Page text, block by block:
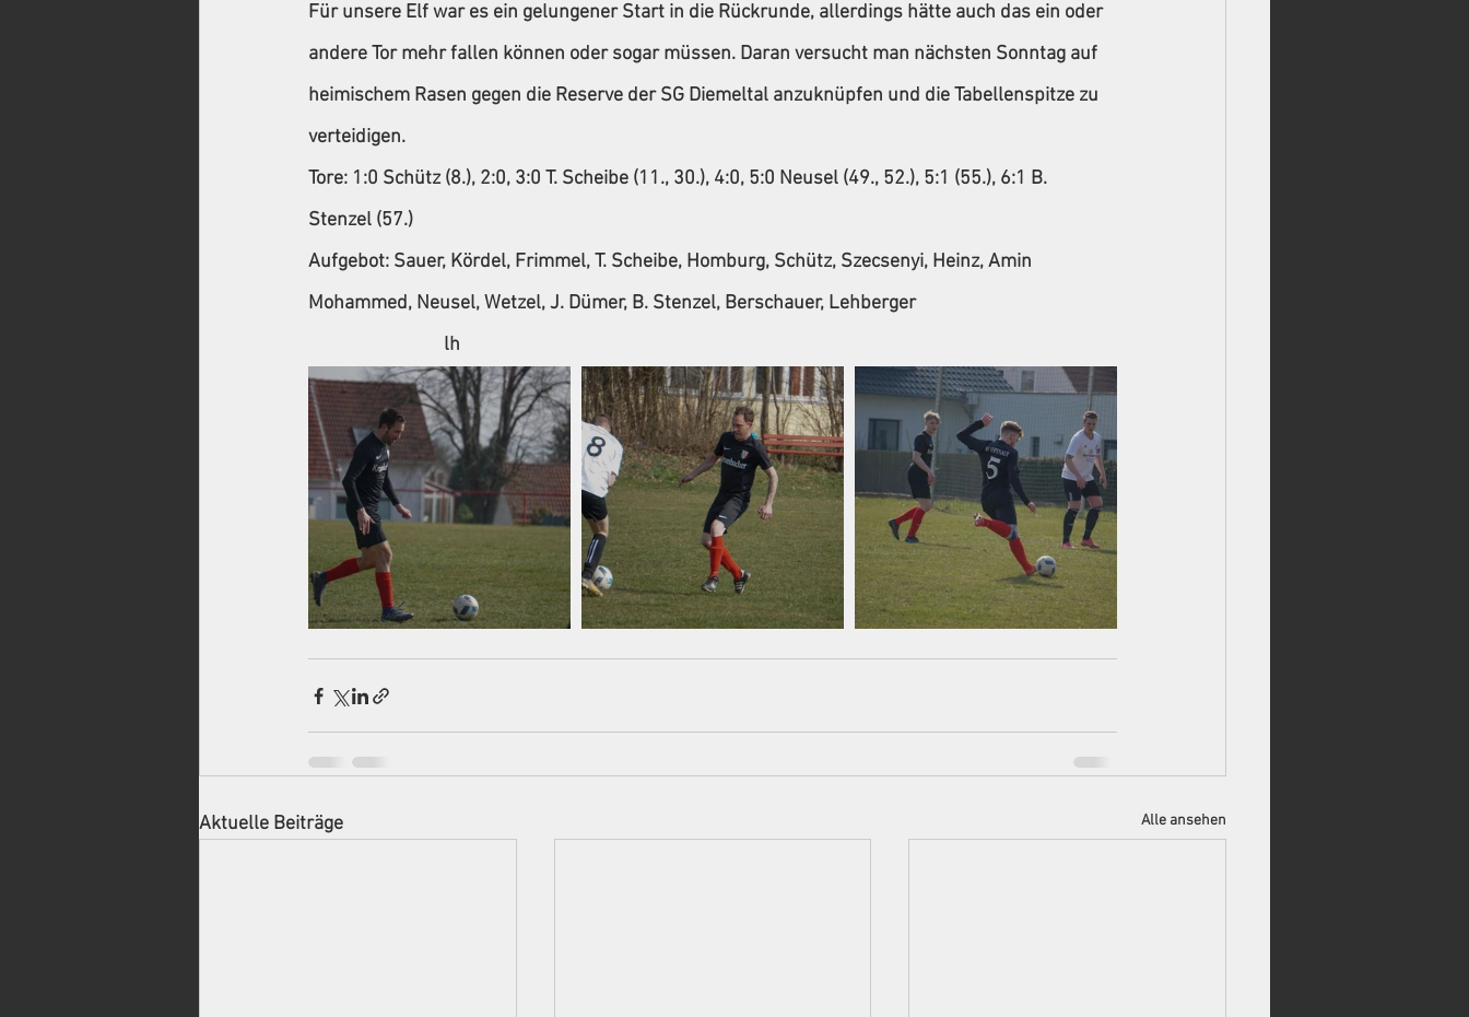
Für unsere Elf war es ein gelungener Start in die Rückrunde, allerdings hätte auch das ein oder
andere Tor mehr fallen können oder sogar müssen. Daran versucht man nächsten Sonntag auf
heimischem Rasen gegen die Reserve der SG Diemeltal anzuknüpfen und die Tabellenspitze zu
verteidigen.
Tore: 1:0 Schütz (8.), 2:0, 3:0 T. Scheibe (11., 30.), 4:0, 5:0 Neusel (49., 52.), 5:1 (55.), 6:1 B.
Stenzel (57.)
Aufgebot: Sauer, Kördel, Frimmel, T. Scheibe, Homburg, Schütz, Szecsenyi, Heinz, Amin
Mohammed, Neusel, Wetzel, J. Dümer, B. Stenzel, Berschauer, Lehberger
                               lh
Aktuelle Beiträge Alle ansehen